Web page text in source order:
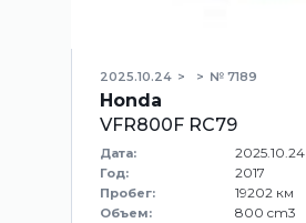
2025.10.24 № 7189
Honda
VFR800F RC79
Дата: 2025.10.24
Год: 2017
Пробег: 19202 км
Объем: 800 cm3